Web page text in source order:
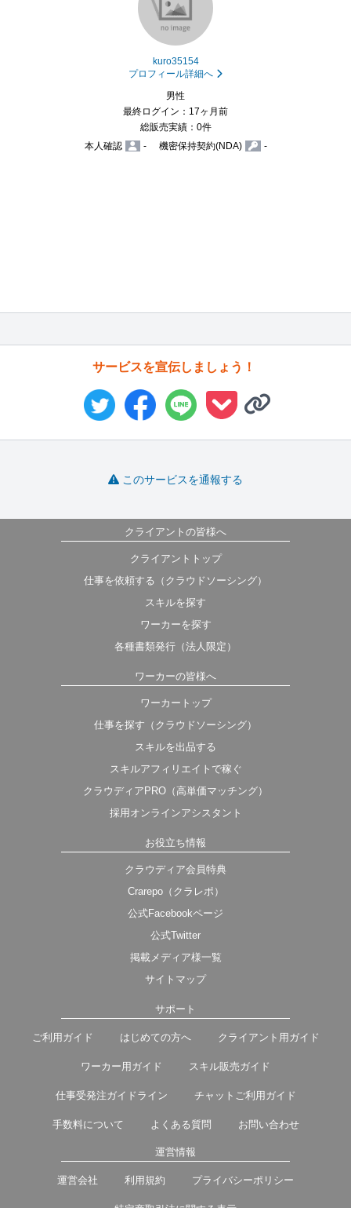
kuro35154
プロフィール詳細へ
男性
最終ログイン：17ヶ月前
総販売実績：0件
本人確認
- 機密保持契約(NDA) -
サービスを宣伝しましょう！
このサービスを通報する
クライアントの皆様へ
クライアントトップ
仕事を依頼する（クラウドソーシング）
スキルを探す
ワーカーを探す
各種書類発行（法人限定）
ワーカーの皆様へ
ワーカートップ
仕事を探す（クラウドソーシング）
スキルを出品する
スキルアフィリエイトで稼ぐ
クラウディアPRO（高単価マッチング）
採用オンラインアシスタント
お役立ち情報
クラウディア会員特典
Crarepo（クラレポ）
公式Facebookページ
公式Twitter
掲載メディア様一覧
サイトマップ
サポート
ご利用ガイド はじめての方へ クライアント用ガイド
ワーカー用ガイド スキル販売ガイド
仕事受発注ガイドライン チャットご利用ガイド
手数料について よくある質問 お問い合わせ
運営情報
運営会社 利用規約 プライバシーポリシー